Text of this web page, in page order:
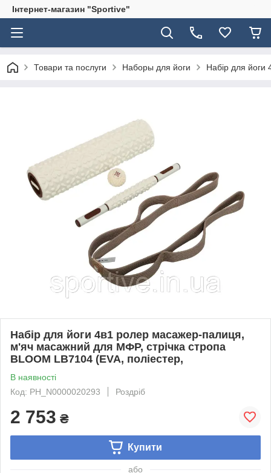
Інтернет-магазин "Sportive"
Товари та послуги Наборы для йоги Набір для йоги
Набір для йоги 4в1 ролер масажер-палиця,
м'яч масажний для МФР, стрічка стропа
BLOOM LB7104 (EVA, поліестер,
В наявності
Код: PH_N0000020293
Роздріб
2 753 ₴
Купити
або